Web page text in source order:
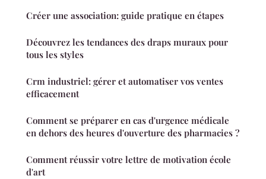
Créer une association: guide pratique en étapes
Découvrez les tendances des draps muraux pour
tous les styles
Crm industriel: gérer et automatiser vos ventes
efficacement
Comment se préparer en cas d'urgence médicale
en dehors des heures d'ouverture des pharmacies ?
Comment réussir votre lettre de motivation école
d'art